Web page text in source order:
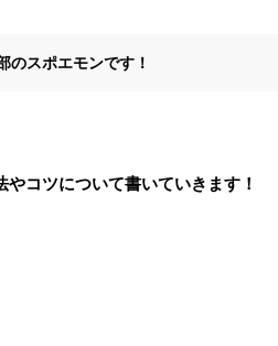
のスポエモンです！
コツについて書いていきます！